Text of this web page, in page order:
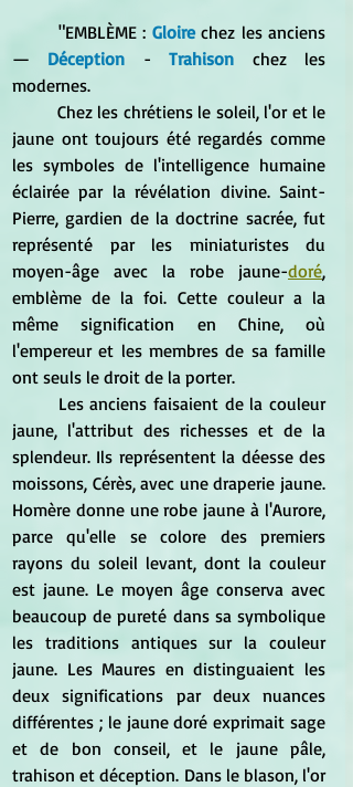
	"EMBLÈME :
Gloire chez les anciens
— Déception - Trahison chez les
modernes.
jaune ont toujours été regardés comme
les symboles de l'intelligence humaine
éclairée par la révélation divine. Saint-
Pierre, gardien de la doctrine sacrée, fut
représenté par les miniaturistes du
moyen-âge avec la robe jaune-doré,
emblème de la foi. Cette couleur a la
même signification en Chine, où
l'empereur et les membres de sa famille
ont seuls le droit de la porter.
jaune, l'attribut des richesses et de la
splendeur. Ils représentent la déesse des
moissons, Cérès, avec une draperie jaune.
Homère donne une robe jaune à l'Aurore,
parce qu'elle se colore des premiers
rayons du soleil levant, dont la couleur
est jaune. Le moyen âge conserva avec
beaucoup de pureté dans sa symbolique
les traditions antiques sur la couleur
jaune. Les Maures en distinguaient les
deux significations par deux nuances
différentes ; le jaune doré exprimait sage
et de bon conseil, et le jaune pâle,
trahison et déception. Dans le blason, l'or